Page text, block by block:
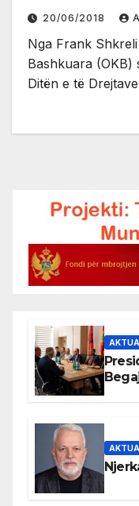
20/06/2018
Nga Frank
Bashkuara (OKB)
Ditën e të